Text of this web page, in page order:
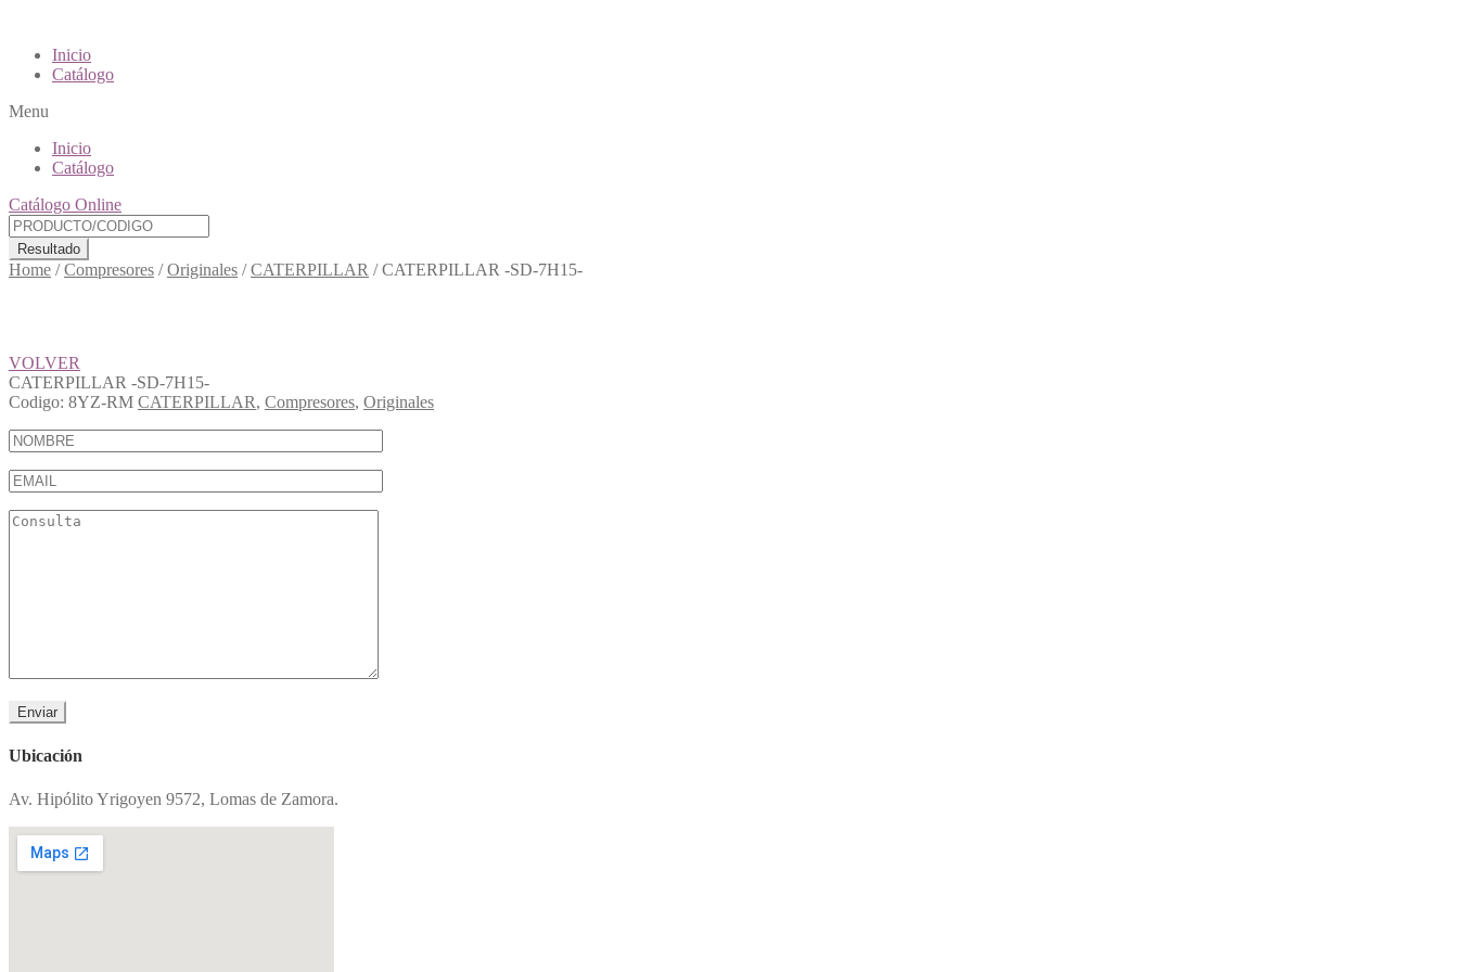
Inicio
Catálogo
Menu
Inicio
Catálogo
Catálogo Online
Resultado
Home /Compresores /Originales /CATERPILLAR /CATERPILLAR -SD-7H15-
VOLVER
CATERPILLAR -SD-7H15-
Codigo: 8YZ-RM CATERPILLAR, Compresores, Originales
Ubicación
Av. Hipólito Yrigoyen 9572, Lomas de Zamora.